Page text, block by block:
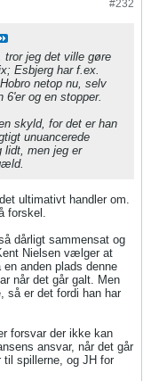
#232
tror jeg det ville gøre
Esbjerg har f.ex.
netop nu, selv
6'er og en stopper.
skyld, for det er han
unuancerede
lidt, men jeg er
ultimativt handler om.
forskel.
dårligt sammensat og
Nielsen vælger at
anden plads denne
når det går galt. Men
så er det fordi han har
forsvar der ikke kan
ansvar, når det går
spillerne, og JH for